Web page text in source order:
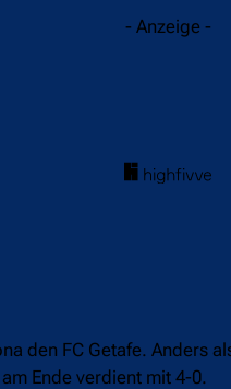
- Anzeige -
den FC Getafe. Anders
Ende verdient mit 4-0.